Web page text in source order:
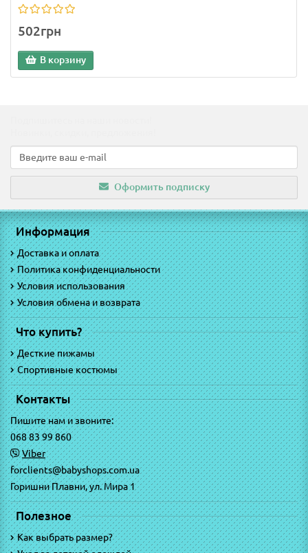
502грн
В корзину
Оформить подписку
Информация
Доставка и оплата
Политика конфиденциальности
Условия использования
Условия обмена и возврата
Что купить?
Десткие пижамы
Спортивные костюмы
Контакты
Пишите нам и звоните:
068 83 99 860
Viber
forclients@babyshops.com.ua
Горишни Плавни, ул. Мира 1
Полезное
Как выбрать размер?